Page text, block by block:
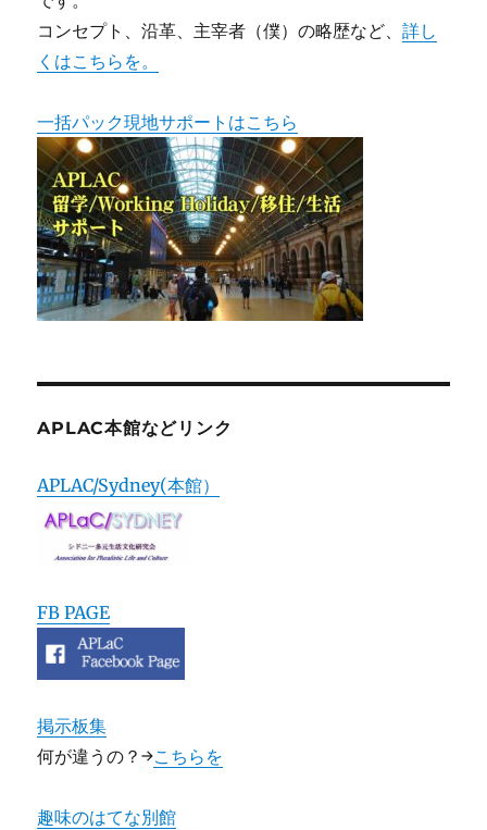
コンセプト、沿革、主宰者（僕）の略歴など、詳し
くはこちらを。
一括パック現地サポートはこちら
APLAC本館などリンク
APLAC/Sydney(本館）
FB PAGE
掲示板集
何が違うの？→こちらを
趣味のはてな別館